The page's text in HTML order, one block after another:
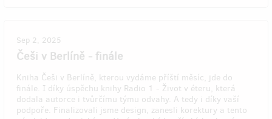
Sep 2, 2025
Češi v Berlíně - finále
Kniha Češi v Berlíně, kterou vydáme příští měsíc, jde do
finále. I díky úspěchu knihy Radio 1 - Život v éteru, která
dodala autorce i tvůrčímu týmu odvahy. A tedy i díky vaší
podpoře. Finalizovali jsme design, zanesli korektury a tento